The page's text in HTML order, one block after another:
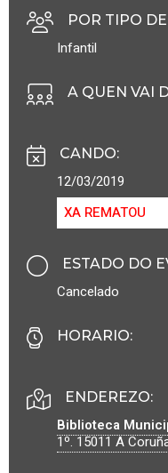
POR TIPO
Infantil
A QUEN VAI
CANDO:
12/03/2019
XA REMATOU
ESTADO DO
Cancelado
HORARIO:
ENDEREZO:
Biblioteca
1º.15011A